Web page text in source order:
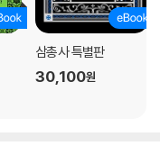
삼총사 특별판
30,100원